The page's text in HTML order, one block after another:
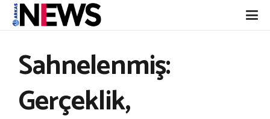
Sahnelenmiş:
Gerçeklik,